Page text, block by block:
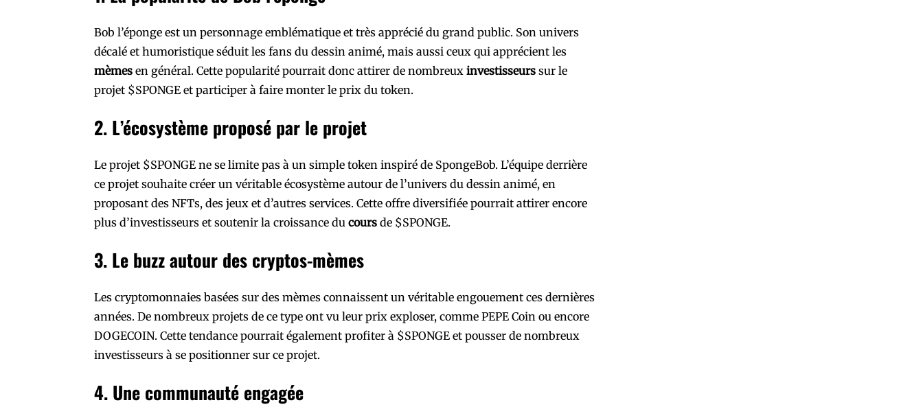
Bob l’éponge est un personnage emblématique et très apprécié du grand public. Son univers
décalé et humoristique séduit les fans du dessin animé, mais aussi ceux qui apprécient les
mèmes en général. Cette popularité pourrait donc attirer de nombreux investisseurs sur le
projet $SPONGE et participer à faire monter le prix du token.
2. L’écosystème proposé par le projet
Le projet $SPONGE ne se limite pas à un simple token inspiré de SpongeBob. L’équipe derrière
ce projet souhaite créer un véritable écosystème autour de l’univers du dessin animé, en
proposant des NFTs, des jeux et d’autres services. Cette offre diversifiée pourrait attirer encore
plus d’investisseurs et soutenir la croissance du cours de $SPONGE.
3. Le buzz autour des cryptos-mèmes
Les cryptomonnaies basées sur des mèmes connaissent un véritable engouement ces dernières
années. De nombreux projets de ce type ont vu leur prix exploser, comme PEPE Coin ou encore
DOGECOIN. Cette tendance pourrait également profiter à $SPONGE et pousser de nombreux
investisseurs à se positionner sur ce projet.
4. Une communauté engagée